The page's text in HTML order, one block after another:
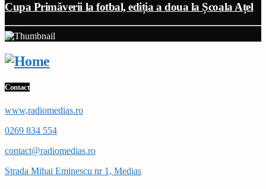
Cupa Primăverii la fotbal, ediția a doua la Școala Ațel
Contact
www,radiomedias.ro
0269 834 554
contact@radiomedias.ro
Strada Mihai Eminescu nr 1, Medias